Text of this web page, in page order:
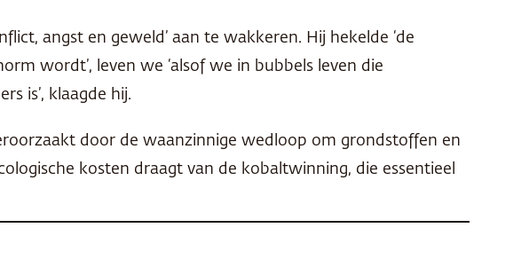
angst en geweld’ aan te wakkeren. Hij hekelde ‘de
wordt’, leven we ‘alsof we in bubbels leven die
is’, klaagde hij.
door de waanzinnige wedloop om grondstoffen en
kosten draagt ​​van de kobaltwinning, die essentieel